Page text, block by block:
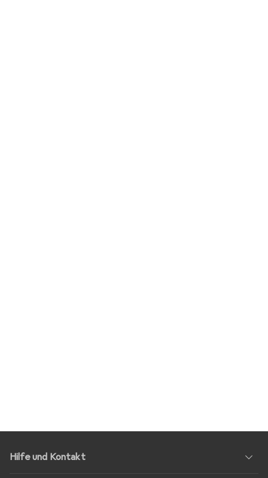
Hilfe und Kontakt